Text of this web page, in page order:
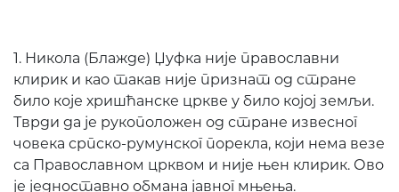
1. Никола (Блажде) Џуфка није православни
клирик и као такав није признат од стране
било које хришћанске цркве у било којој земљи.
Тврди да је рукоположен од стране извесног
човека српско-румунског порекла, који нема везе
са Православном црквом и није њен клирик. Ово
је једноставно обмана јавног мњења.